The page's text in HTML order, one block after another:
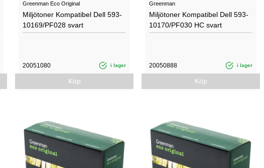
Greenman Eco Original
Miljötoner Kompatibel Dell 593­
10169/PF028 svart
20051080 i lager
Köp
Greenman
Miljötoner Kompatibel Dell 593-
10170/PF030 HC svart
20050888 i lager
Köp